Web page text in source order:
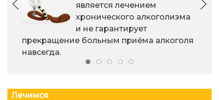
является лечением
хронического алкоголизма
и не гарантирует
прекращение больным приёма алкоголя
навсегда.
Лечимся